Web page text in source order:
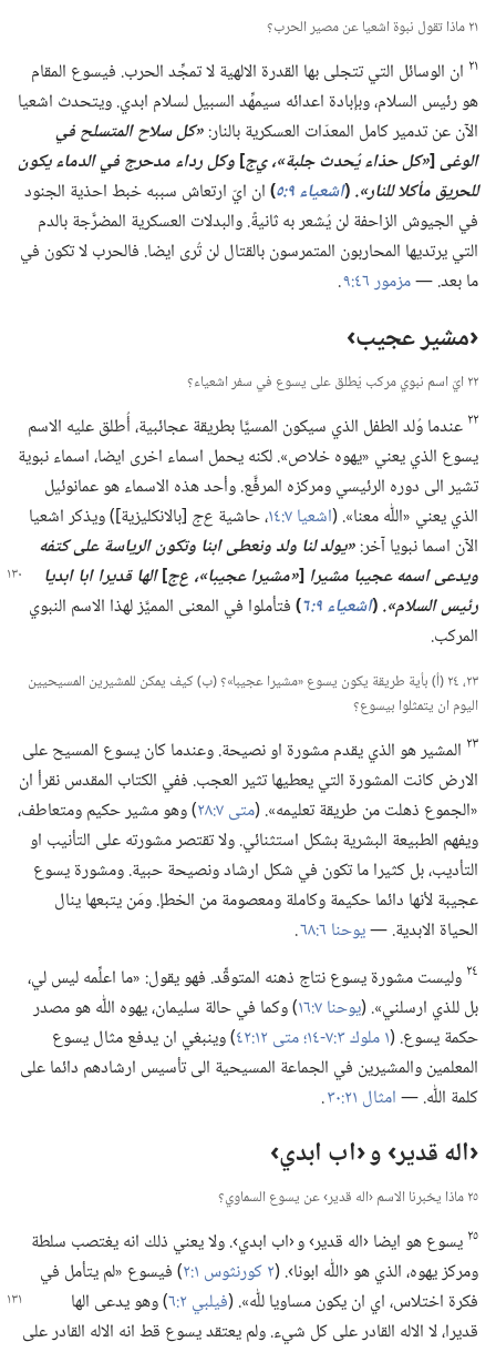
٢١ ماذا تقول نبوة اشعيا عن مصير الحرب؟‏
٢١ ان الوسائل التي تتجلى بها القدرة الالهية لا تمجِّد الحرب.‏ فيسوع المقام
هو رئيس السلام،‏ وبإبادة اعدائه سيمهِّد السبيل لسلام ابدي.‏ ويتحدث اشعيا
الآن عن تدمير كامل المعدّات العسكرية بالنار:‏‏«كل سلاح المتسلح في
الوغى[‏‏«كل حذاء يُحدث جلبة»،‏ ي‌ج‏]وكل رداء مدحرج في الدماء يكون
للحريق مأكلا للنار».‏(‏اشعياء ٩:‏٥ ‏)‏ان ايّ ارتعاش سببه خبط احذية الجنود
في الجيوش الزاحفة لن يُشعر به ثانيةً.‏ والبدلات العسكرية المضرَّجة بالدم
التي يرتديها المحاربون المتمرسون بالقتال لن تُرى ايضا.‏ فالحرب لا تكون في
ما بعد.‏ —‏مزمور ٤٦:‏٩ .‏
‏‹مشير عجيب›‏
٢٢ ايّ اسم نبوي مركب يُطلق على يسوع في سفر اشعياء؟‏
٢٢ عندما وُلد الطفل الذي سيكون المسيَّا بطريقة عجائبية،‏ أُطلق عليه الاسم
يسوع الذي يعني «يهوه خلاص».‏ لكنه يحمل اسماء اخرى ايضا،‏ اسماء نبوية
تشير الى دوره الرئيسي ومركزه المرفَّع.‏ وأحد هذه الاسماء هو عمانوئيل
الذي يعني «اللّٰه معنا».‏ (‏اشعيا ٧:‏١٤ ‏،‏ حاشية ع‌ج [بالانكليزية])‏ ويذكر اشعيا
الآن اسما نبويا آخر:‏‏«يولد لنا ولد ونعطى ابنا وتكون الرياسة على كتفه
ويدعى اسمهعجيبا مشيرا [‏‏«مشيرا عجيبا»،‏ ع‌ج‏]الها قديرا ابا ابديا
رئيس السلام».‏(‏اشعياء ٩:‏٦ ‏)‏فتأملوا في المعنى المميَّز لهذا الاسم النبوي
المركب.‏
٢٣،‏ ٢٤ (‏أ)‏ بأية طريقة يكون يسوع «مشيرا عجيبا»؟‏ (‏ب)‏ كيف يمكن للمشيرين المسيحيين
اليوم ان يتمثلوا بيسوع؟‏
٢٣ المشير هو الذي يقدم مشورة او نصيحة.‏ وعندما كان يسوع المسيح على
الارض كانت المشورة التي يعطيها تثير العجب.‏ ففي الكتاب المقدس نقرأ ان
«الجموع ذهلت من طريقة تعليمه».‏ (‏متى ٧:‏٢٨
‏)‏ وهو مشير حكيم ومتعاطف،‏
ويفهم الطبيعة البشرية بشكل استثنائي.‏ ولا تقتصر مشورته على التأنيب او
التأديب،‏ بل كثيرا ما تكون في شكل ارشاد ونصيحة حبية.‏ ومشورة يسوع
عجيبة لأنها دائما حكيمة وكاملة ومعصومة من الخطإ.‏ ومَن يتبعها ينال
الحياة الابدية.‏ —‏يوحنا ٦:‏٦٨ .‏
٢٤ وليست مشورة يسوع نتاج ذهنه المتوقِّد.‏ فهو يقول:‏ «ما اعلِّمه ليس لي،‏
بل للذي ارسلني».‏ (‏يوحنا ٧:‏١٦
‏)‏ وكما في حالة سليمان،‏ يهوه اللّٰه هو مصدر
حكمة يسوع.‏ (‏١ ملوك ٣:‏​٧-‏١٤؛‏ متى ١٢:‏٤٢
‏)‏ وينبغي ان يدفع مثال يسوع
المعلمين والمشيرين في الجماعة المسيحية الى تأسيس ارشادهم دائما على
كلمة اللّٰه.‏ —‏امثال ٢١:‏٣٠ .‏
‏‹اله قدير› و ‹اب ابدي›‏
٢٥ ماذا يخبرنا الاسم ‹اله قدير› عن يسوع السماوي؟‏
٢٥ يسوع هو ايضا ‹اله قدير› و ‹اب ابدي›.‏ ولا يعني ذلك انه يغتصب سلطة
ومركز يهوه،‏ الذي هو ‹اللّٰه ابونا›.‏ (‏٢ كورنثوس ١:‏٢
‏)‏ فيسوع «لم يتأمل في
فكرة اختلاس،‏ اي ان يكون مساويا للّٰه».‏‏(‏فيلبي ٢:‏٦
‏)‏ وهو يدعى الها
قديرا،‏ لا الاله القادر على كل شيء.‏ ولم يعتقد يسوع قط انه الاله القادر على